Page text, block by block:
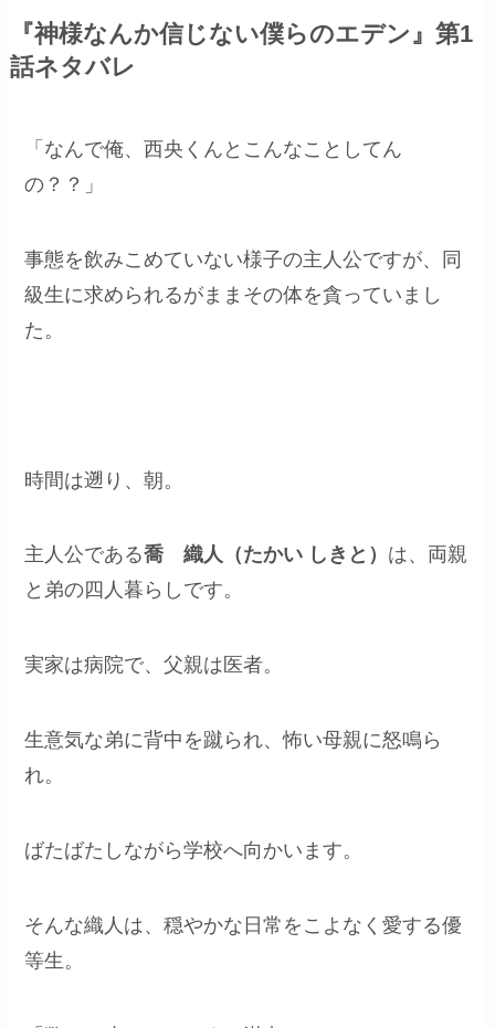
『神様なんか信じない僕らのエデン』第1
話ネタバレ
「なんで俺、西央くんとこんなことしてん
の？？」
事態を飲みこめていない様子の主人公ですが、同
級生に求められるがままその体を貪っていまし
た。
時間は遡り、朝。
主人公である喬 織人（たかい しきと） は、両親
と弟の四人暮らしです。
実家は病院で、父親は医者。
生意気な弟に背中を蹴られ、怖い母親に怒鳴ら
れ。
ばたばたしながら学校へ向かいます。
そんな織人は、穏やかな日常をこよなく愛する優
等生。